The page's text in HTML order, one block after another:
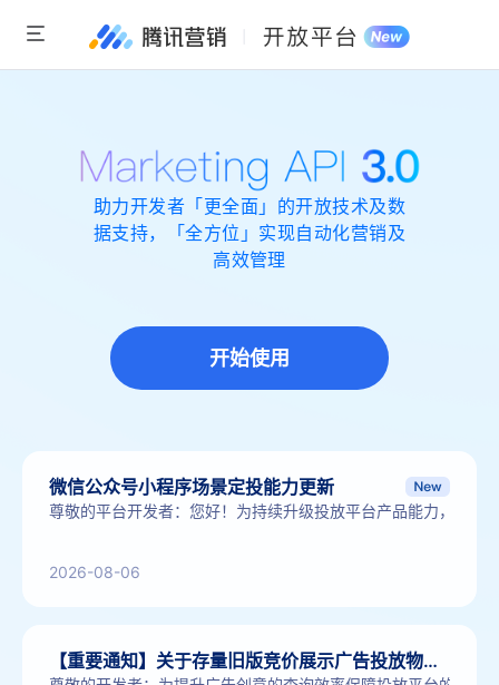
助力开发者「更全面」的开放技术及数
据支持，「全方位」实现自动化营销及
高效管理
开始使用
微信公众号小程序场景定投能力更新
尊敬的平台开发者：您好！为持续升级投放平台产品能力，助
2026-08-06
【重要通知】关于存量旧版竞价展示广告投放物料治理清退通知